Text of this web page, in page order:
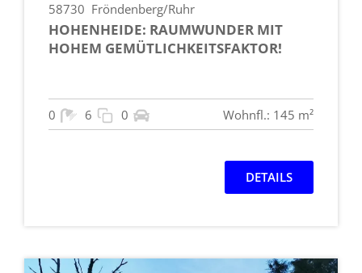
58730 Fröndenberg/Ruhr
HOHENHEIDE: RAUMWUNDER MIT
HOHEM GEMÜTLICHKEITSFAKTOR!
0 6 0 Wohnfl.: 145 m²
DETAILS